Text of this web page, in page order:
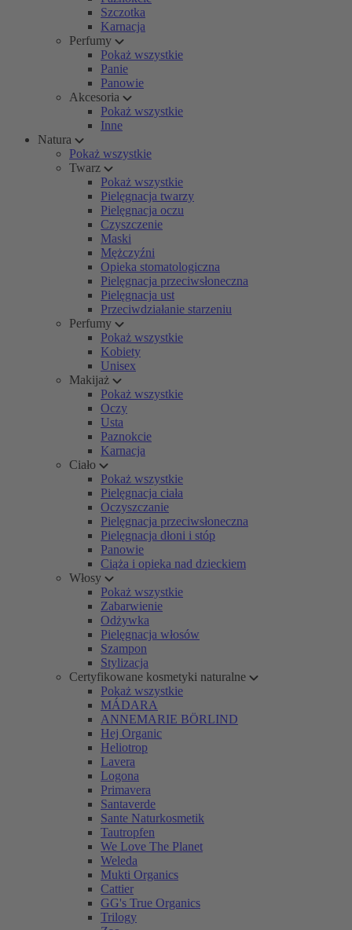
Szczotka
Karnacja
Perfumy
Pokaż wszystkie
Panie
Panowie
Akcesoria
Pokaż wszystkie
Inne
Natura
Pokaż wszystkie
Twarz
Pokaż wszystkie
Pielęgnacja twarzy
Pielęgnacja oczu
Czyszczenie
Maski
Mężczyźni
Opieka stomatologiczna
Pielęgnacja przeciwsłoneczna
Pielęgnacja ust
Przeciwdziałanie starzeniu
Perfumy
Pokaż wszystkie
Kobiety
Unisex
Makijaż
Pokaż wszystkie
Oczy
Usta
Paznokcie
Karnacja
Ciało
Pokaż wszystkie
Pielęgnacja ciała
Oczyszczanie
Pielęgnacja przeciwsłoneczna
Pielęgnacja dłoni i stóp
Panowie
Ciąża i opieka nad dzieckiem
Włosy
Pokaż wszystkie
Zabarwienie
Odżywka
Pielęgnacja włosów
Szampon
Stylizacja
Certyfikowane kosmetyki naturalne
Pokaż wszystkie
MÁDARA
ANNEMARIE BÖRLIND
Hej Organic
Heliotrop
Lavera
Logona
Primavera
Santaverde
Sante Naturkosmetik
Tautropfen
We Love The Planet
Weleda
Mukti Organics
Cattier
GG's True Organics
Trilogy